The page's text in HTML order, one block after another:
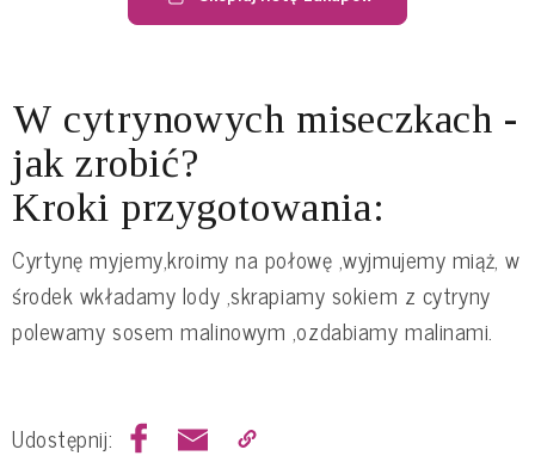
W cytrynowych miseczkach -
jak zrobić?
Kroki przygotowania:
Cyrtynę myjemy,kroimy na połowę ,wyjmujemy miąż, w
środek wkładamy lody ,skrapiamy sokiem z cytryny
polewamy sosem malinowym ,ozdabiamy malinami.
Udostępnij: